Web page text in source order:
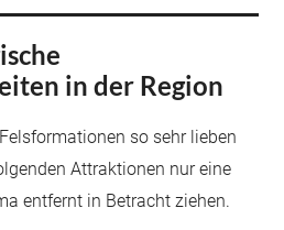
in der Region
so sehr lieben
Attraktionen nur eine
entfernt in Betracht ziehen.